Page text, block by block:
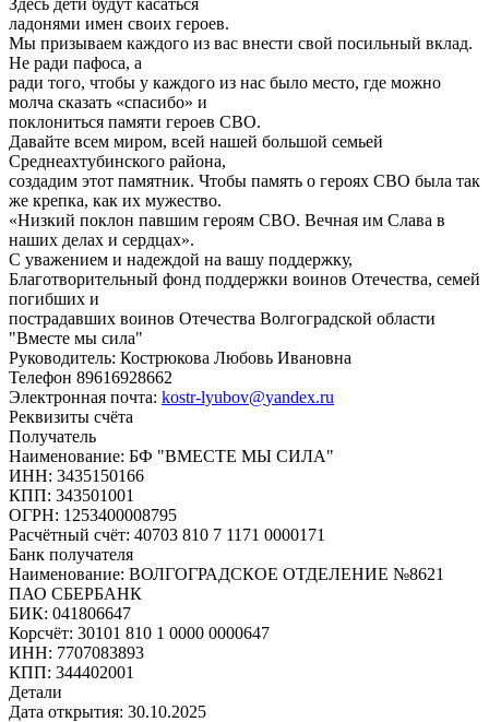
ладонями имен своих героев.
Мы призываем каждого из вас внести свой посильный вклад.
Не ради пафоса, а
ради того, чтобы у каждого из нас было место, где можно
молча сказать «спасибо» и
поклониться памяти героев СВО.
Давайте всем миром, всей нашей большой семьей
Среднеахтубинского района,
создадим этот памятник. Чтобы память о героях СВО была так
же крепка, как их мужество.
«Низкий поклон павшим героям СВО. Вечная им Слава в
наших делах и сердцах».
С уважением и надеждой на вашу поддержку,
Благотворительный фонд поддержки воинов Отечества, семей
погибших и
пострадавших воинов Отечества Волгоградской области
"Вместе мы сила"
Руководитель: Кострюкова Любовь Ивановна
Телефон 89616928662
Электронная почта: kostr-lyubov​@​yandex.ru
Реквизиты счёта
Получатель
Наименование: БФ "ВМЕСТЕ МЫ СИЛА"
ИНН: 3435150166
КПП: 343501001
ОГРН: 1253400008795
Расчётный счёт: 40703 810 7 1171 0000171
Банк получателя
Наименование: ВОЛГОГРАДСКОЕ ОТДЕЛЕНИЕ №8621
ПАО СБЕРБАНК
БИК: 041806647
Корсчёт: 30101 810 1 0000 0000647
ИНН: 7707083893
КПП: 344402001
Детали
Дата открытия: 30.10.2025